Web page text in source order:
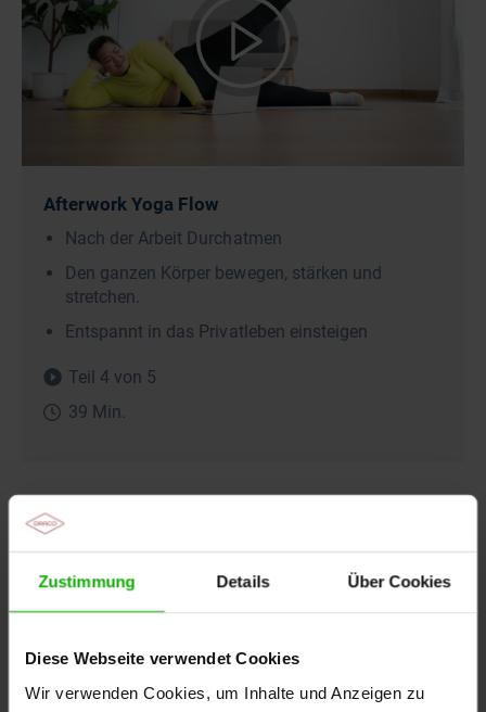
Zustimmung Details Über Cookies
Diese Webseite verwendet Cookies
Wir verwenden Cookies, um Inhalte und Anzeigen zu
Afterwork Yoga Flow
Nach der Arbeit Durchatmen
Den ganzen Körper bewegen, stärken und
stretchen.
Entspannt in das Privatleben einsteigen
Teil 4 von 5
39 Min.